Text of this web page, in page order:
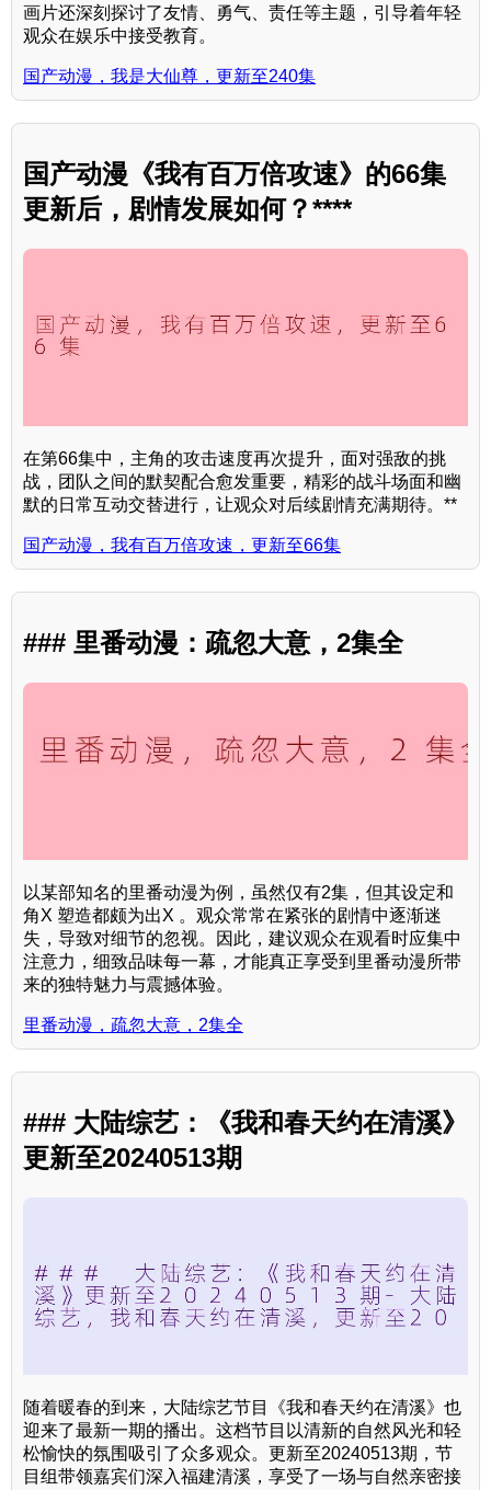
画片还深刻探讨了友情、勇气、责任等主题，引导着年轻
观众在娱乐中接受教育。
国产动漫，我是大仙尊，更新至240集
国产动漫《我有百万倍攻速》的66集
更新后，剧情发展如何？****
在第66集中，主角的攻击速度再次提升，面对强敌的挑
战，团队之间的默契配合愈发重要，精彩的战斗场面和幽
默的日常互动交替进行，让观众对后续剧情充满期待。**
国产动漫，我有百万倍攻速，更新至66集
### 里番动漫：疏忽大意，2集全
以某部知名的里番动漫为例，虽然仅有2集，但其设定和
角X 塑造都颇为出X 。观众常常在紧张的剧情中逐渐迷
失，导致对细节的忽视。因此，建议观众在观看时应集中
注意力，细致品味每一幕，才能真正享受到里番动漫所带
来的独特魅力与震撼体验。
里番动漫，疏忽大意，2集全
### 大陆综艺：《我和春天约在清溪》
更新至20240513期
随着暖春的到来，大陆综艺节目《我和春天约在清溪》也
迎来了最新一期的播出。这档节目以清新的自然风光和轻
松愉快的氛围吸引了众多观众。更新至20240513期，节
目组带领嘉宾们深入福建清溪，享受了一场与自然亲密接